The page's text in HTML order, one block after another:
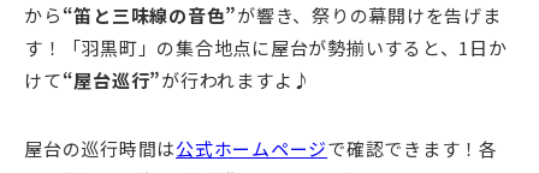
から“笛と三味線の音色”が響き、祭りの幕開けを告げま
す！「羽黒町」の集合地点に屋台が勢揃いすると、1日か
けて“屋台巡行”が行われますよ♪
屋台の巡行時間は公式ホームページで確認できます！各